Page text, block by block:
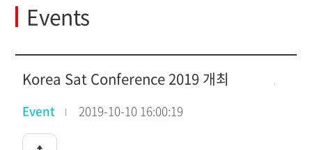
Events
Korea Sat Conference 2019 개최
Event 2019-10-10 16:00:19